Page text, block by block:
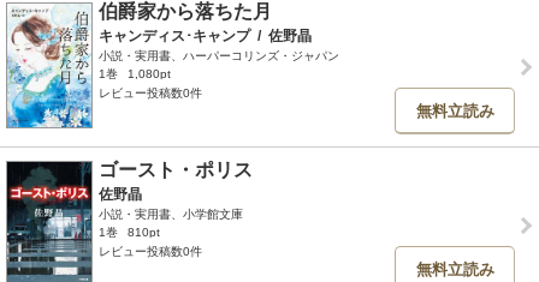
伯爵家から落ちた月
キャンディス･キャンプ / 佐野晶
小説・実用書、ハーパーコリンズ・ジャパン
1巻
1,080pt
レビュー投稿数0件
無料立読み
ゴースト・ポリス
佐野晶
小説・実用書、小学館文庫
1巻
810pt
レビュー投稿数0件
無料立読み